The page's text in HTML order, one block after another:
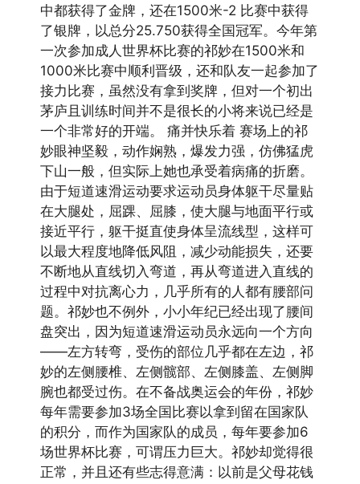
中都获得了金牌，还在1500米-2 比赛中获得
了银牌，以总分25.750获得全国冠军。今年第
一次参加成人世界杯比赛的祁妙在1500米和
1000米比赛中顺利晋级，还和队友一起参加了
接力比赛，虽然没有拿到奖牌，但对一个初出
茅庐且训练时间并不是很长的小将来说已经是
一个非常好的开端。 痛并快乐着 赛场上的祁
妙眼神坚毅，动作娴熟，爆发力强，仿佛猛虎
下山一般，但实际上她也承受着病痛的折磨。
由于短道速滑运动要求运动员身体躯干尽量贴
在大腿处，屈踝、屈膝，使大腿与地面平行或
接近平行，躯干挺直使身体呈流线型，这样可
以最大程度地降低风阻，减少动能损失，还要
不断地从直线切入弯道，再从弯道进入直线的
过程中对抗离心力，几乎所有的人都有腰部问
题。祁妙也不例外，小小年纪已经出现了腰间
盘突出，因为短道速滑运动员永远向一个方向
——左方转弯，受伤的部位几乎都在左边，祁
妙的左侧腰椎、左侧髋部、左侧膝盖、左侧脚
腕也都受过伤。在不备战奥运会的年份，祁妙
每年需要参加3场全国比赛以拿到留在国家队
的积分，而作为国家队的成员，每年要参加6
场世界杯比赛，可谓压力巨大。祁妙却觉得很
正常，并且还有些志得意满：以前是父母花钱